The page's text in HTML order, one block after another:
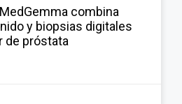
combina
y biopsias digitales
de próstata